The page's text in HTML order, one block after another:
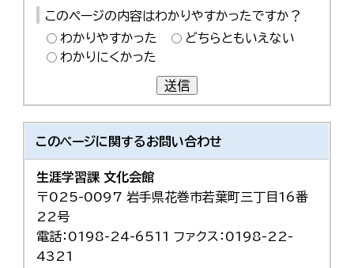
このページの内容はわかりやすかったですか？
わかりやすかった
どちらともいえない
わかりにくかった
送信
このページに関するお問い合わせ
生涯学習課 文化会館
〒025-0097 岩手県花巻市若葉町三丁目16番
22号
電話：0198-24-6511 ファクス：0198-22-
4321